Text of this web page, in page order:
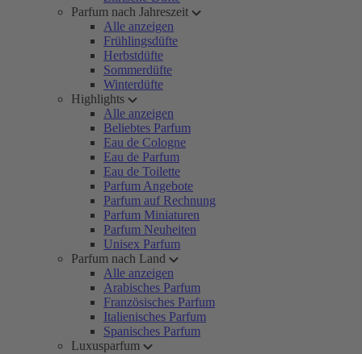
Parfum nach Jahreszeit
Alle anzeigen
Frühlingsdüfte
Herbstdüfte
Sommerdüfte
Winterdüfte
Highlights
Alle anzeigen
Beliebtes Parfum
Eau de Cologne
Eau de Parfum
Eau de Toilette
Parfum Angebote
Parfum auf Rechnung
Parfum Miniaturen
Parfum Neuheiten
Unisex Parfum
Parfum nach Land
Alle anzeigen
Arabisches Parfum
Französisches Parfum
Italienisches Parfum
Spanisches Parfum
Luxusparfum